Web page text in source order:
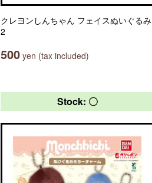
クレヨンしんちゃん フェイスぬいぐるみ
2
500 yen (tax included)
Stock: 〇